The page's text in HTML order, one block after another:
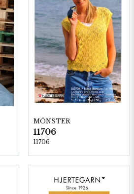
MÖNSTER
11706
11706